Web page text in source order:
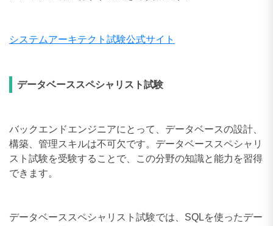
システムアーキテクト試験公式サイト
データベーススペシャリスト試験
バックエンドエンジニアにとって、データベースの設計、
構築、管理スキルは不可欠です。データベーススペシャリ
スト試験を受験することで、この分野の知識と能力を習得
できます。
データベーススペシャリスト試験では、SQLを使ったデー